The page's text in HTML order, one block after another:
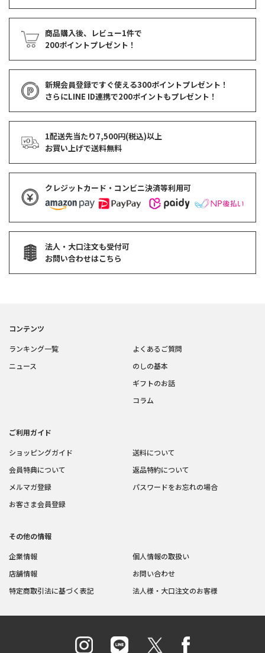
商品購入後、レビュー1件で
200ポイントプレゼント！
新規会員登録ですぐ使える300ポイントプレゼント！
さらにLINE ID連携で200ポイントもプレゼント！
1配送先当たり7,500円(税込)以上
お買い上げで送料無料
クレジットカード・コンビニ決済等利用可
法人・大口注文も受付可
お問い合わせはこちら
コンテンツ
ランキング一覧
ニュース
よくあるご質問
のしの基本
ギフトのお話
コラム
ご利用ガイド
ショッピングガイド
会員特典について
メルマガ登録
お客さま会員登録
送料について
返品特約について
パスワードをお忘れの場合
その他の情報
企業情報
店舗情報
特定商取引法に基づく表記
個人情報の取扱い
お問い合わせ
法人様・大口注文のお客様